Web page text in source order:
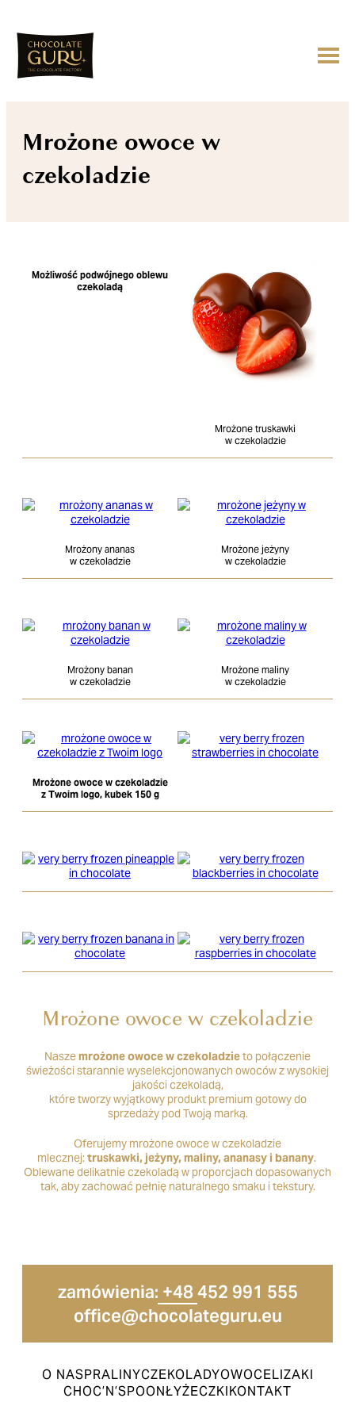
Mrożone owoce w
czekoladzie
Możliwość podwójnego oblewu
czekoladą
Mrożone truskawki
w czekoladzie
Mrożony ananas
w czekoladzie
Mrożone jeżyny
w czekoladzie
Mrożony banan
w czekoladzie
Mrożone maliny
w czekoladzie
Mrożone owoce w czekoladzie
z Twoim logo, kubek 150 g
Mrożone owoce w czekoladzie
Naszemrożone owoce w czekoladzieto połączenie
świeżości starannie wyselekcjonowanych owoców z wysokiej
jakości czekoladą,
które tworzy wyjątkowy produkt premium gotowy do
sprzedaży pod Twoją marką.
Oferujemy mrożone owoce w czekoladzie
mlecznej:truskawki, jeżyny, maliny, ananasy i banany.
Oblewane delikatnie czekoladą w proporcjach dopasowanych
tak, aby zachować pełnię naturalnego smaku i tekstury.
zamówienia: +48 452 991 555
office@chocolateguru.eu
O NASPRALINYCZEKOLADYOWOCELIZAKI
CHOC’N’SPOONŁYŻECZKIKONTAKT